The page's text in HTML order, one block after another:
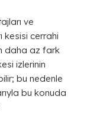
ve
kesisi cerrahi
daha az fark
izlerinin
bu nedenle
bu konuda